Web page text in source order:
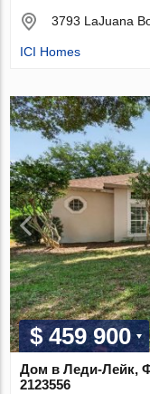
3793 LaJuana
ICI Homes
$ 459 900
Дом в Леди-Лейк,
2123556